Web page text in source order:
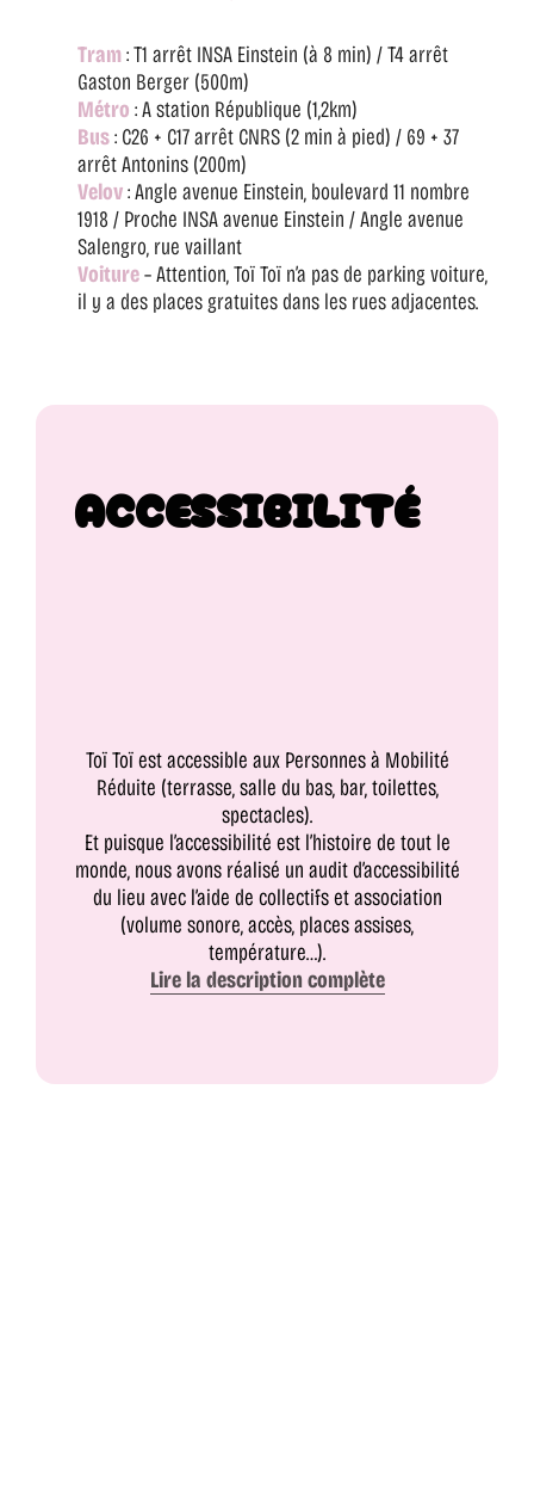
Tram: T1 arrêt INSA Einstein (à 8 min) / T4 arrêt
Gaston Berger (500m)
Métro : A station République (1,2km)
Bus: C26 + C17 arrêt CNRS (2 min à pied) / 69 + 37
arrêt Antonins (200m)
Velov: Angle avenue Einstein, boulevard 11 nombre
1918 / Proche INSA avenue Einstein / Angle avenue
Salengro, rue vaillant
Voiture– Attention, Toï Toï n’a pas de parking voiture,
il y a des places gratuites dans les rues adjacentes.
ACCESSIBILITÉ
Toï Toï est accessible aux Personnes à Mobilité
Réduite (terrasse, salle du bas, bar, toilettes,
spectacles).
Et puisque l’accessibilité est l’histoire de tout le
monde, nous avons réalisé un audit d’accessibilité
du lieu avec l’aide de collectifs et association
(volume sonore, accès, places assises,
température…).
Lire la description complète